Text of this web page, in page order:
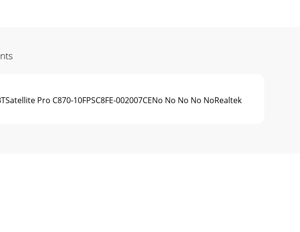
Pro C870-10FPSC8FE-002007CENo No No No NoRealtek